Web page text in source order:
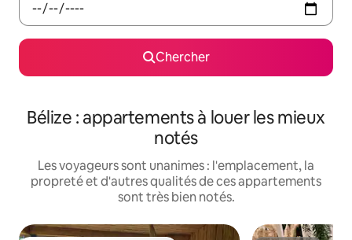
Chercher
Bélize : appartements à louer les mieux
notés
Les voyageurs sont unanimes : l'emplacement, la
propreté et d'autres qualités de ces appartements
sont très bien notés.